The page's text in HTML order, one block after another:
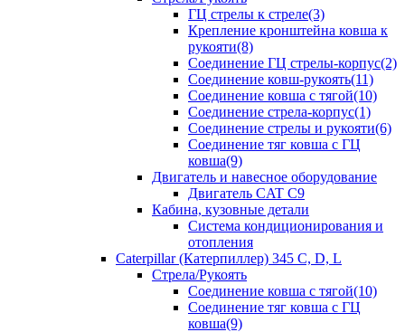
ГЦ стрелы к стреле(3)
Крепление кронштейна ковша к
рукояти(8)
Соединение ГЦ стрелы-корпус(2)
Соединение ковш-рукоять(11)
Соединение ковша с тягой(10)
Соединение стрела-корпус(1)
Соединение стрелы и рукояти(6)
Соединение тяг ковша с ГЦ
ковша(9)
Двигатель и навесное оборудование
Двигатель CAT C9
Кабина, кузовные детали
Система кондиционирования и
отопления
Caterpillar (Катерпиллер) 345 C, D, L
Стрела/Рукоять
Соединение ковша с тягой(10)
Соединение тяг ковша с ГЦ
ковша(9)